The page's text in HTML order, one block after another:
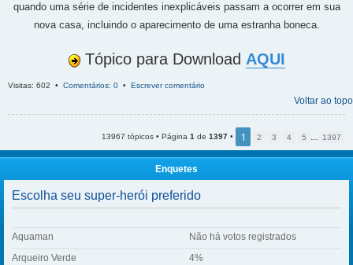
quando uma série de incidentes inexplicáveis passam a ocorrer em sua
nova casa, incluindo o aparecimento de uma estranha boneca.
Tópico para Download AQUI
Visitas: 602 • Comentários: 0 • Escrever comentário
Voltar ao topo
13967 tópicos • Página 1 de 1397 • 1 2 3 4 5 1397
Enquetes
Escolha seu super-herói preferido
Aquaman
Não há votos registrados
Arqueiro Verde
4%